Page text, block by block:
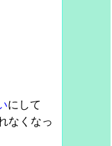
にして
なくなっ